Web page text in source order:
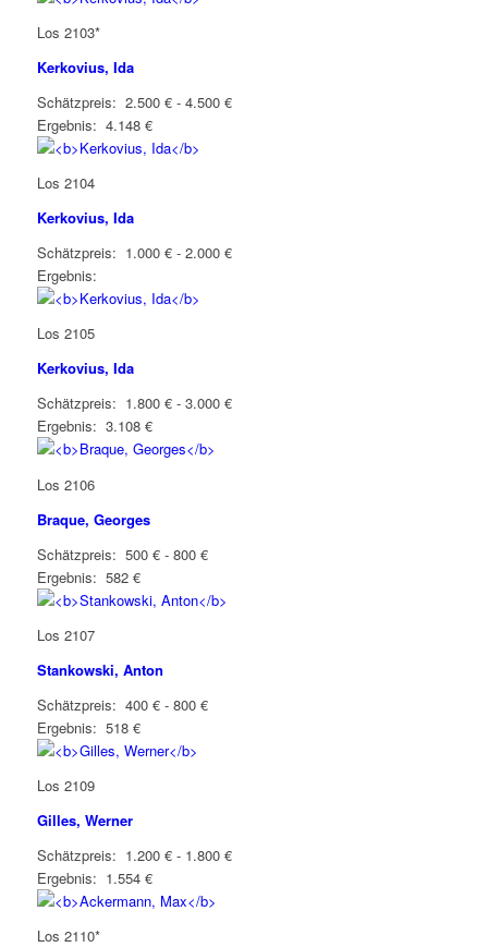
Los 2103*
Kerkovius, Ida
Schätzpreis: 2.500 € - 4.500 €
Ergebnis: 4.148 €
Los 2104
Kerkovius, Ida
Schätzpreis: 1.000 € - 2.000 €
Ergebnis:
Los 2105
Kerkovius, Ida
Schätzpreis: 1.800 € - 3.000 €
Ergebnis: 3.108 €
Los 2106
Braque, Georges
Schätzpreis: 500 € - 800 €
Ergebnis: 582 €
Los 2107
Stankowski, Anton
Schätzpreis: 400 € - 800 €
Ergebnis: 518 €
Los 2109
Gilles, Werner
Schätzpreis: 1.200 € - 1.800 €
Ergebnis: 1.554 €
Los 2110*